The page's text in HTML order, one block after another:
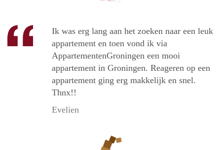
Ik was erg lang aan het zoeken naar een leuk
appartement en toen vond ik via
AppartementenGroningen een mooi
appartement in Groningen. Reageren op een
appartement ging erg makkelijk en snel.
Thnx!!
Evelien